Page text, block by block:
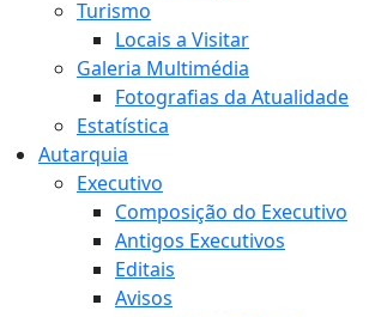
Turismo
Locais a Visitar
Galeria Multimédia
Fotografias da Atualidade
Estatística
Autarquia
Executivo
Composição do Executivo
Antigos Executivos
Editais
Avisos